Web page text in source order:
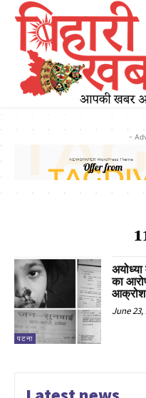
-
पटना
का
आक्रोश
June 23,